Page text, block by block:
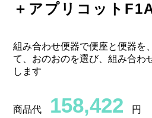
＋アプリコット
組み合わせ便器で便座と便器を
て、おのおのを選び、組み合わ
します
商品代 158,422
円